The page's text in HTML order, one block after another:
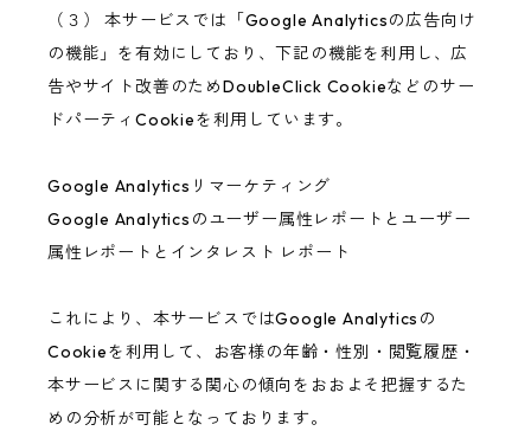
（３） 本サービスでは「Google Analyticsの広告向け
の機能」を有効にしており、下記の機能を利用し、広
告やサイト改善のためDoubleClick Cookieなどのサー
ドパーティCookieを利用しています。
Google Analyticsリマーケティング
Google Analyticsのユーザー属性レポートとユーザー
属性レポートとインタレスト レポート
これにより、本サービスではGoogle Analyticsの
Cookieを利用して、お客様の年齢・性別・閲覧履歴・
本サービスに関する関心の傾向をおおよそ把握するた
めの分析が可能となっております。